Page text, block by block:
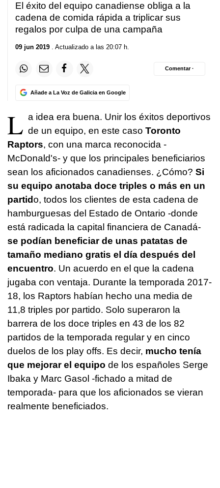
El éxito del equipo canadiense obliga a la
cadena de comida rápida a triplicar sus
regalos por culpa de una campaña
09 jun 2019 . Actualizado a las 20:07 h.
Añade a La Voz de Galicia en Google
Comentar ·
L a idea era buena. Unir los éxitos deportivos
de un equipo, en este caso Toronto
Raptors, con una marca reconocida -
McDonald's- y que los principales beneficiarios
sean los aficionados canadienses. ¿Cómo? Si
su equipo anotaba doce triples o más en un
partido, todos los clientes de esta cadena de
hamburguesas del Estado de Ontario -donde
está radicada la capital financiera de Canadá-
se podían beneficiar de unas patatas de
tamaño mediano gratis el día después del
encuentro. Un acuerdo en el que la cadena
jugaba con ventaja. Durante la temporada 2017-
18, los Raptors habían hecho una media de
11,8 triples por partido. Solo superaron la
barrera de los doce triples en 43 de los 82
partidos de la temporada regular y en cinco
duelos de los play offs. Es decir, mucho tenía
que mejorar el equipo de los españoles Serge
Ibaka y Marc Gasol -fichado a mitad de
temporada- para que los aficionados se vieran
realmente beneficiados.